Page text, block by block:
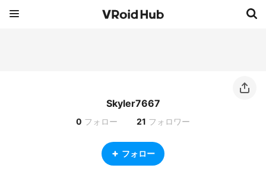
Skyler7667
0 フォロー 21 フォロワー
フォロー